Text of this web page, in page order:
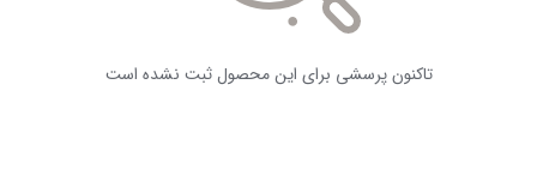
تاکنون پرسشی برای این محصول ثبت نشده است